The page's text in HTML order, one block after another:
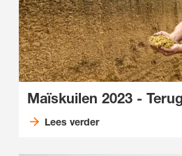
Maïskuilen 2023 -
Lees verder